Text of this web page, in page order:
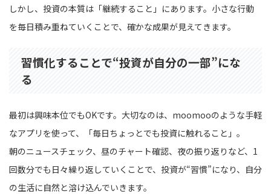
しかし、投資の本質は「継続すること」にあります。小さな行動
を毎日積み重ねていくことで、確かな成果が見えてきます。
習慣化することで“投資が自分の一部”にな
る
最初は興味本位でもOKです。大切なのは、moomooのような手軽
なアプリを使って、「毎日ちょっとでも投資に触れること」。
朝のニュースチェック、昼のチャート確認、夜の振り返りなど、1
回数分でも日々繰り返していくことで、投資が“習慣”になり、自分
の生活に自然と溶け込んでいきます。